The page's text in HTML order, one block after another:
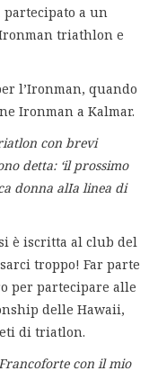
a un
triathlon e
l’Ironman, quando
Ironman a Kalmar.
con brevi
detta: ‘il prossimo
donna alIa linea di
è iscritta al club del
troppo! Far parte
per partecipare alle
delle Hawaii,
di triatlon.
con il mio